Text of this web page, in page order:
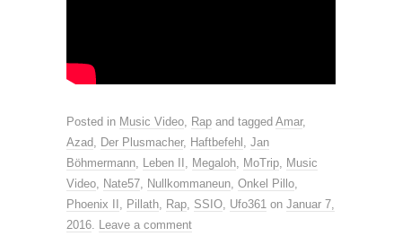
Posted in Music Video Rap and tagged Amar,
Azad Der Plusmacher, Haftbefehl Jan
Böhmermann Leben II Megaloh MoTrip Music
Video Nate57 Nullkommaneun Onkel Pillo
Phoenix II
Pillath Rap SSIO Ufo361 on Januar 7,
2016 Leave a comment